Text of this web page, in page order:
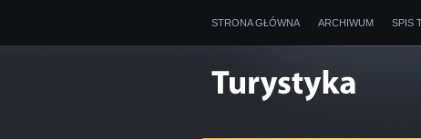
STRONA GŁÓWNA ARCHIWUM SPIS